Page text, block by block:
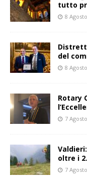
tutto
8
del
8
Rotary
7
oltre i
7